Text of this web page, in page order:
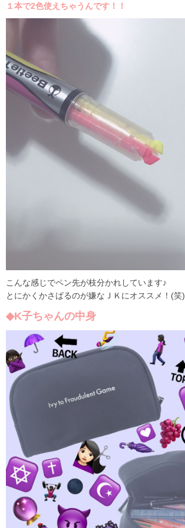
１本で2色使えちゃうんです！！
こんな感じでペン先が枝分かれしています♪
とにかくかさばるのが嫌なＪＫにオススメ！(笑)
◆K子ちゃんの中身